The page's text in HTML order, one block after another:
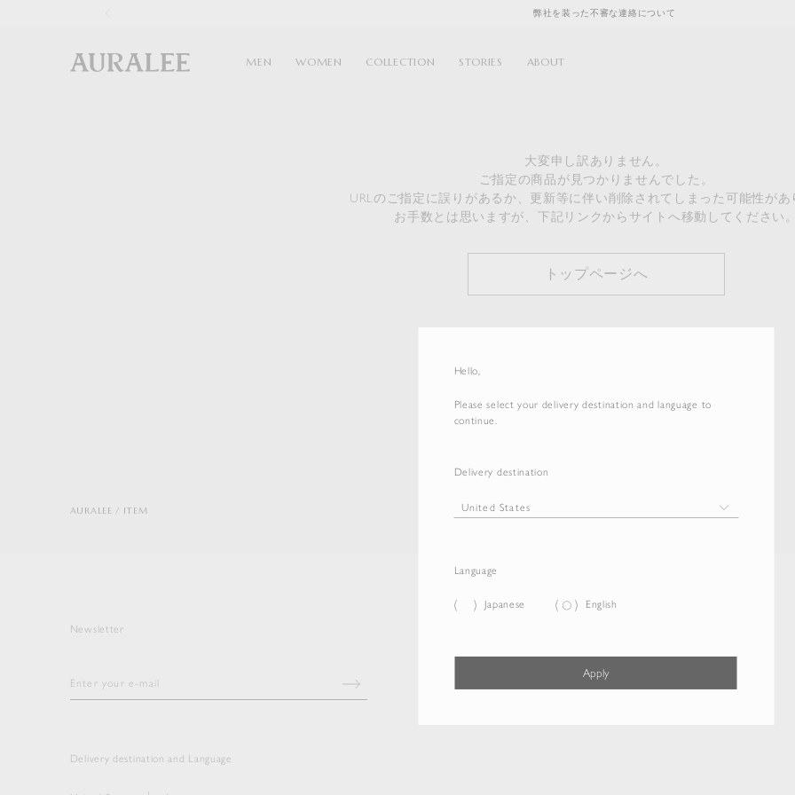
Hello,
Please select your delivery destination and language to
continue.
Delivery destination
Language
Japanese English
Apply
弊社を装った不審な連絡について
MEN WOMEN COLLECTION STORIES ABOUT
大変申し訳ありません。
ご指定の商品が見つかりませんでした。
URLのご指定に誤りがあるか、更新等に伴い削除されてしまった可能性があ
お手数とは思いますが、下記リンクからサイトへ移動してください。
トップページへ
AURALEE ITEM
Newsletter
Delivery destination and Language